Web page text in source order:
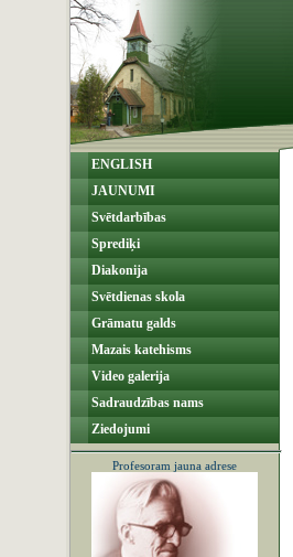
ENGLISH
JAUNUMI
Svētdarbības
Sprediķi
Diakonija
Svētdienas skola
Grāmatu galds
Mazais katehisms
Video galerija
Sadraudzības nams
Ziedojumi
Profesoram jauna adrese